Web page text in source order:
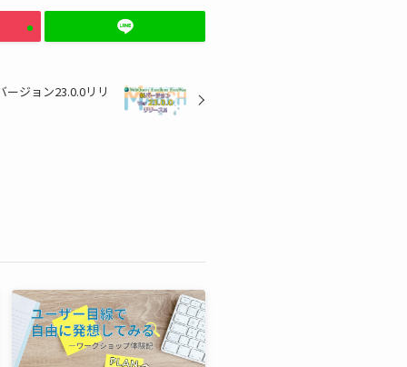
ジョン23.0.0リリ